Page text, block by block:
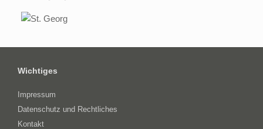
Wichtiges
Impressum
Datenschutz und Rechtliches
Kontakt